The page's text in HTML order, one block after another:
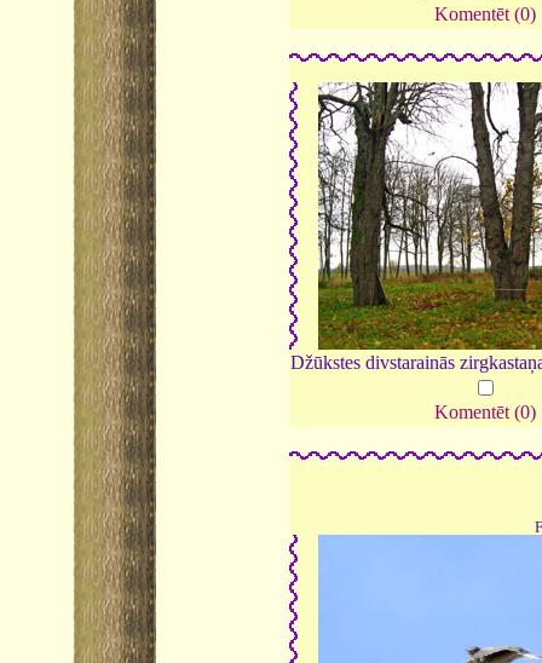
Komentēt (0)
Džūkstes divstarainās
Komentēt (0)